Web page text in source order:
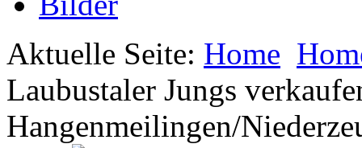
Aktuelle Seite: Home
Laubustaler Jungs
Hangenmeilingen/